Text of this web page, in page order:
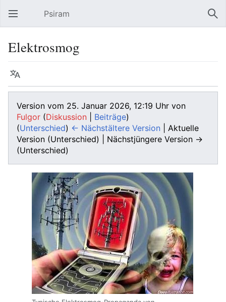
Hauptmenü öffnen Psiram
Elektrosmog
Sprache
Version vom 25. Januar 2026, 12:19 Uhr von
Fulgor (Diskussion Beiträge)
(Unterschied) ← Nächstältere Version | Aktuelle
Version (Unterschied) | Nächstjüngere Version →
(Unterschied)